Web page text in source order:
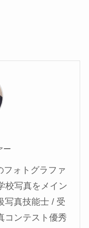
ー
フォトグラファ
校写真をメイン
写真技能士 / 受
コンテスト優秀